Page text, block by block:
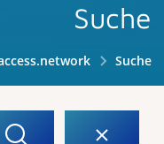
Suche
Suche